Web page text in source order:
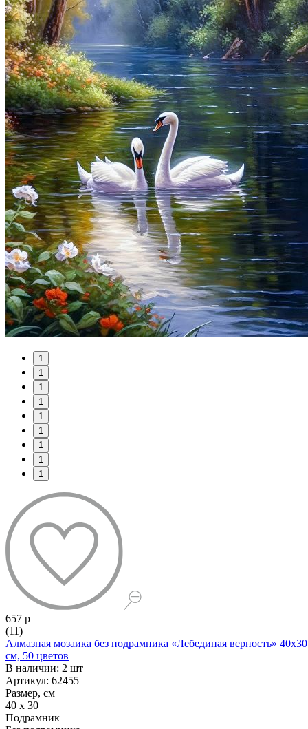
1
1
1
1
1
1
1
1
1
657 р
(11)
Алмазная мозаика без подрамника «Лебединая верность» 40x30
см, 50 цветов
В наличии: 2 шт
Артикул: 62455
Размер, см
40 x 30
Подрамник